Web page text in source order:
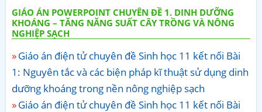
GIÁO ÁN POWERPOINT CHUYÊN ĐỀ 1. DINH DƯỠNG
KHOÁNG – TĂNG NĂNG SUẤT CÂY TRỒNG VÀ NÔNG
NGHIỆP SẠCH
Giáo án điện tử chuyên đề Sinh học 11 kết nối Bài
1: Nguyên tắc và các biện pháp kĩ thuật sử dụng dinh
dưỡng khoáng trong nền nông nghiệp sạch
Giáo án điện tử chuyên đề Sinh học 11 kết nối Bài